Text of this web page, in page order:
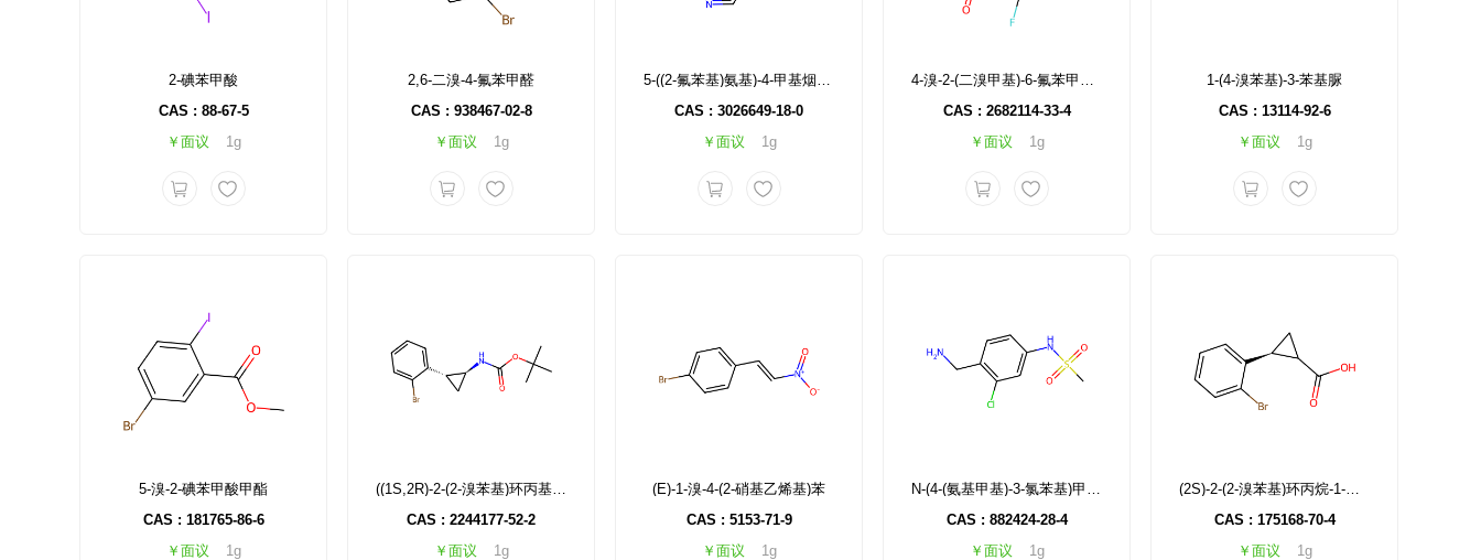
2-碘苯甲酸
CAS : 88-67-5
￥面议
1g
2,6-二溴-4-氟苯甲醛
CAS : 938467-02-8
￥面议
1g
5-((2-氟苯基)氨基)-4-甲基烟酸甲酯
CAS : 3026649-18-0
￥面议
1g
4-溴-2-(二溴甲基)-6-氟苯甲酸甲酯
CAS : 2682114-33-4
￥面议
1g
1-(4-溴苯基)-3-苯基脲
CAS : 13114-92-6
￥面议
1g
5-溴-2-碘苯甲酸甲酯
CAS : 181765-86-6
￥面议
1g
((1S,2R)-2-(2-溴苯基)环丙基)氨基甲酸叔丁酯
CAS : 2244177-52-2
￥面议
1g
(E)-1-溴-4-(2-硝基乙烯基)苯
CAS : 5153-71-9
￥面议
1g
N-(4-(氨基甲基)-3-氯苯基)甲磺酰胺
CAS : 882424-28-4
￥面议
1g
(2S)-2-(2-溴苯基)环丙烷-1-羧酸
CAS : 175168-70-4
￥面议
1g